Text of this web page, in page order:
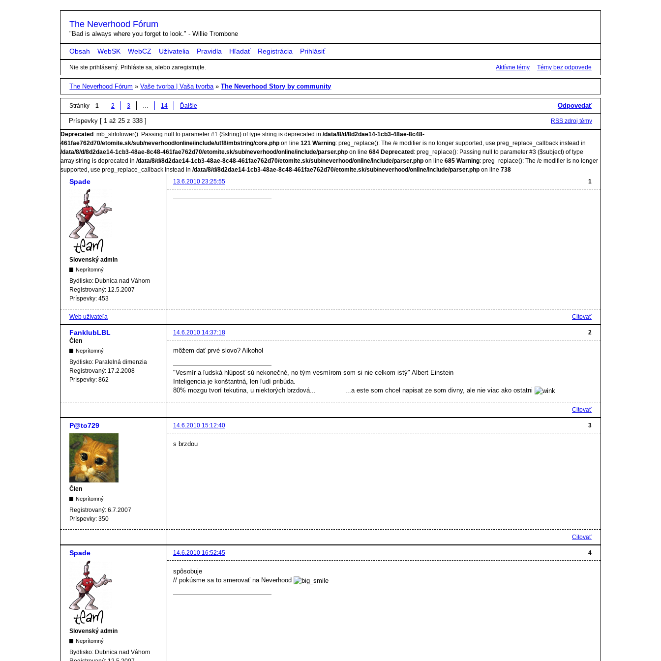
The Neverhood Fórum
"Bad is always where you forget to look." - Willie Trombone
Obsah WebSK WebCZ Užívatelia Pravidla Hľadať Registrácia Prihlásiť
Nie ste prihlásený. Prihláste sa, alebo zaregistrujte. Aktívne témy Témy bez odpovede
The Neverhood Fórum »Vaše tvorba | Vaša tvorba »The Neverhood Story by community
Stránky 1 2 3 14 Ďalšie Odpovedať
RSS zdroj témy
Príspevky [ 1 až 25 z 338 ]
Deprecated: mb_strtolower(): Passing null to parameter #1 ($string) of type string is deprecated in /data/8/d/8d2dae14-1cb3-48ae-8c48-
461fae762d70/etomite.sk/sub/neverhood/online/include/utf8/mbstring/core.php on line 121 Warning: preg_replace(): The /e modifier is no longer supported, use preg_replace_callback instead in
/data/8/d/8d2dae14-1cb3-48ae-8c48-461fae762d70/etomite.sk/sub/neverhood/online/include/parser.php on line 684 Deprecated: preg_replace(): Passing null to parameter #3 ($subject) of type
array|string is deprecated in /data/8/d/8d2dae14-1cb3-48ae-8c48-461fae762d70/etomite.sk/sub/neverhood/online/include/parser.php on line 685 Warning: preg_replace(): The /e modifier is no longer
supported, use preg_replace_callback instead in /data/8/d/8d2dae14-1cb3-48ae-8c48-461fae762d70/etomite.sk/sub/neverhood/online/include/parser.php on line 738
1
Spade 13.6.2010 23:25:55
Slovenský admin
Neprítomný
Bydlisko: Dubnica nad Váhom
Registrovaný: 12.5.2007
Príspevky: 453
Web užívateľa Citovať
2
FanklubLBL
14.6.2010 14:37:18
Člen
Neprítomný
Bydlisko: Paralelná dimenzia
Registrovaný: 17.2.2008
Príspevky: 862
môžem dať prvé slovo? Alkohol
"Vesmír a ľudská hlúposť sú nekonečné, no tým vesmírom som si nie celkom istý" Albert Einstein
Inteligencia je konštantná, len ľudí pribúda.
80% mozgu tvorí tekutina, u niektorých brzdová... ...a este som chcel napisat ze som divny, ale nie viac ako ostatni
Citovať
3
P@to729 14.6.2010 15:12:40
Člen
Neprítomný
Registrovaný: 6.7.2007
Príspevky: 350
s brzdou
Citovať
4
Spade 14.6.2010 16:52:45
Slovenský admin
Neprítomný
Bydlisko: Dubnica nad Váhom
spôsobuje
// pokúsme sa to smerovať na Neverhood